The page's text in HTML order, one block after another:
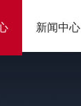
新闻中心